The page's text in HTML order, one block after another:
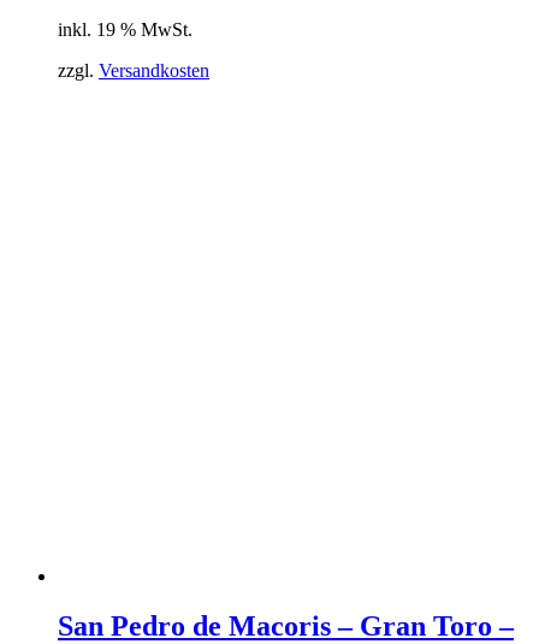
inkl. 19 % MwSt.
zzgl. Versandkosten
San Pedro de Macoris – Gran Toro –